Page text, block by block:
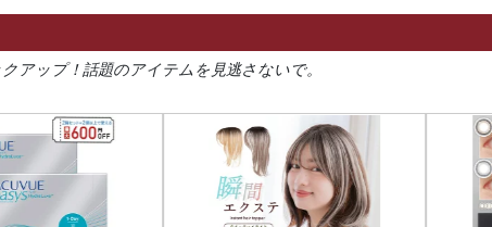
アップ！話題のアイテムを見逃さないで。